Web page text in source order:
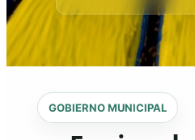
GOBIERNO MUNICIPAL